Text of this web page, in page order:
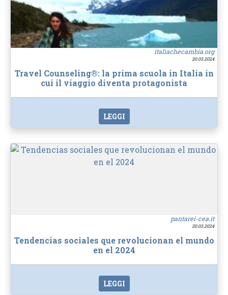
italiachecambia.org
20.03.2024
Travel Counseling®: la prima scuola in Italia in
cui il viaggio diventa protagonista
LEGGI
pantarei-cea.it
20.03.2024
Tendencias sociales que revolucionan el mundo
en el 2024
LEGGI